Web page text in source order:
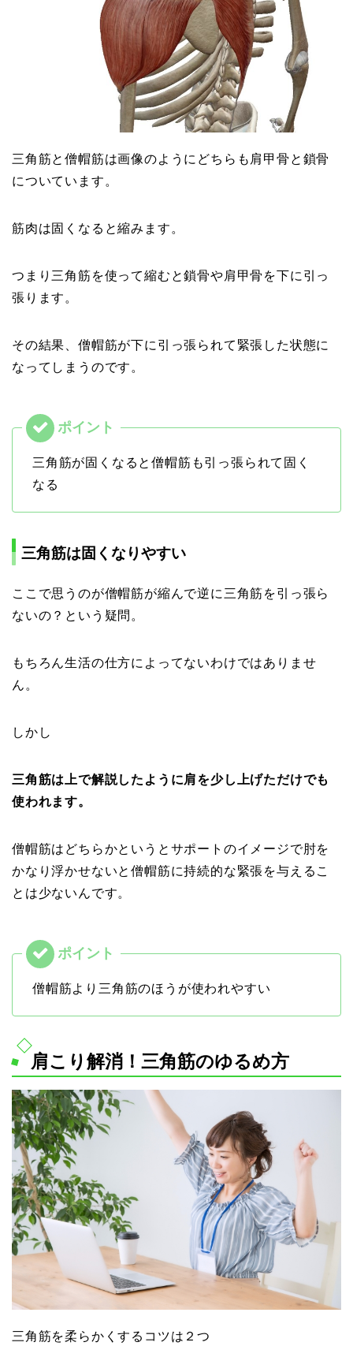
三角筋と僧帽筋は画像のようにどちらも肩甲骨と鎖骨
についています。
筋肉は固くなると縮みます。
つまり三角筋を使って縮むと鎖骨や肩甲骨を下に引っ
張ります。
その結果、僧帽筋が下に引っ張られて緊張した状態に
なってしまうのです。
三角筋が固くなると僧帽筋も引っ張られて固く
なる
三角筋は固くなりやすい
ここで思うのが僧帽筋が縮んで逆に三角筋を引っ張ら
ないの？という疑問。
もちろん生活の仕方によってないわけではありませ
ん。
しかし
三角筋は上で解説したように肩を少し上げただけでも
使われます。
僧帽筋はどちらかというとサポートのイメージで肘を
かなり浮かせないと僧帽筋に持続的な緊張を与えるこ
とは少ないんです。
僧帽筋より三角筋のほうが使われやすい
肩こり解消！三角筋のゆるめ方
三角筋を柔らかくするコツは２つ